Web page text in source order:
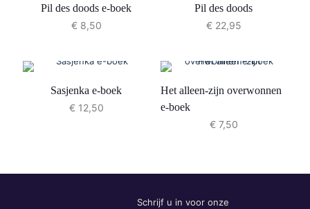
Pil des doods e-boek
€8,50
Pil des doods
€22,95
Sasjenka e-boek
€12,50
Het alleen-zijn overwonnen
e-boek
€7,50
Schrijf u in voor onze